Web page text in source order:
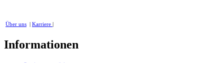
Über uns | Karriere |
Informationen